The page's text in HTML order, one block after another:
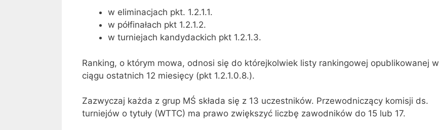
w eliminacjach pkt. 1.2.1.1.
w półfinałach pkt 1.2.1.2.
w turniejach kandydackich pkt 1.2.1.3.
Ranking, o którym mowa, odnosi się do którejkolwiek listy rankingowej opublikowanej w
ciągu ostatnich 12 miesięcy (pkt 1.2.1.0.8.).
Zazwyczaj każda z grup MŚ składa się z 13 uczestników. Przewodniczący komisji ds.
turniejów o tytuły (WTTC) ma prawo zwiększyć liczbę zawodników do 15 lub 17.